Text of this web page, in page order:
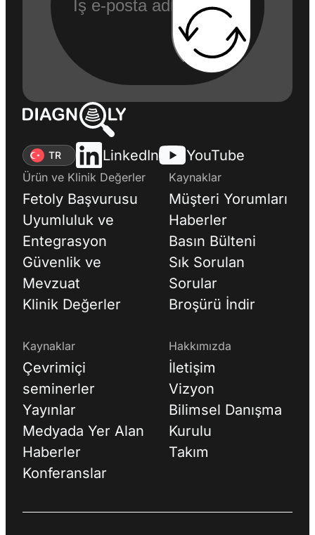
TR LinkedIn YouTube
Ürün ve Klinik Değerler
Fetoly Başvurusu
Uyumluluk ve
Entegrasyon
Güvenlik ve
Mevzuat
Klinik Değerler
Kaynaklar
Müşteri Yorumları
Haberler
Basın Bülteni
Sık Sorulan
Sorular
Broşürü İndir
Kaynaklar
Çevrimiçi
seminerler
Yayınlar
Medyada Yer Alan
Haberler
Konferanslar
Hakkımızda
İletişim
Vizyon
Bilimsel Danışma
Kurulu
Takım